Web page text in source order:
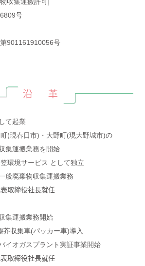
号
901161910056号
て起業
(現春日市)・大野町(現大野城市)の
集運搬業務を開始
環境サービス として独立
般廃棄物収集運搬業務
取締役社長就任
集運搬業務開始
芥収集車(パッカー車)導入
イオガスプラント実証事業開始
取締役社長就任